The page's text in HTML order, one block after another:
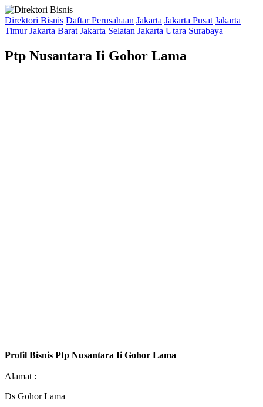
Direktori Bisnis Daftar Perusahaan Jakarta Jakarta Pusat Jakarta
Timur Jakarta Barat Jakarta Selatan Jakarta Utara Surabaya
Ptp Nusantara Ii Gohor Lama
Profil Bisnis Ptp Nusantara Ii Gohor Lama
Alamat :
Ds Gohor Lama